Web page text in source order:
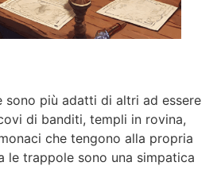
sono più adatti di altri ad essere
di banditi, templi in rovina,
che tengono alla propria
trappole sono una simpatica